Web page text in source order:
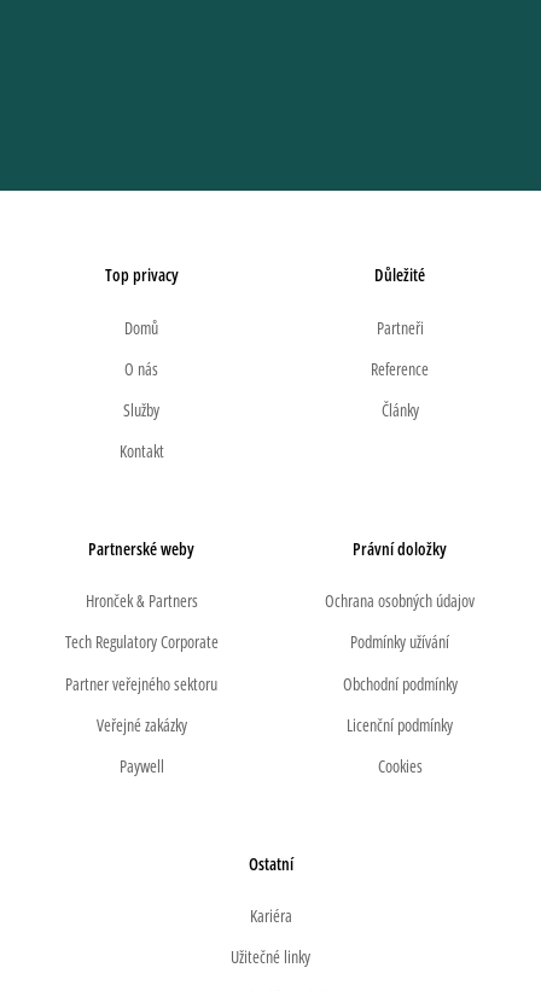
Top privacy
Domů
O nás
Služby
Kontakt
Důležité
Partneři
Reference
Články
Partnerské weby
Hronček & Partners
Tech Regulatory Corporate
Partner veřejného sektoru
Veřejné zakázky
Paywell
Právní doložky
Ochrana osobných údajov
Podmínky užívání
Obchodní podmínky
Licenční podmínky
Cookies
Ostatní
Kariéra
Užitečné linky